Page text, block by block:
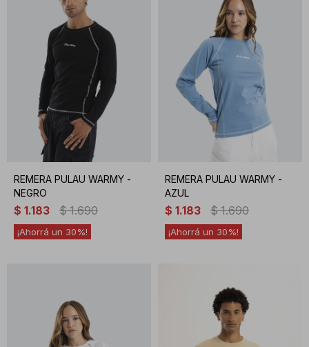
REMERA PULAU WARMY -
NEGRO
$ 1.183 $ 1.690
30
REMERA PULAU WARMY -
AZUL
$ 1.183 $ 1.690
30